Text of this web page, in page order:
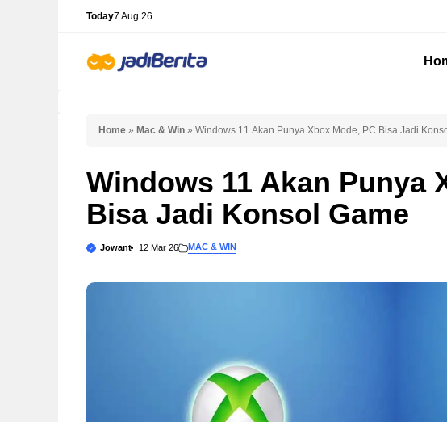
Today7 Aug 26
Home » Mac & Win » Windows 11 Akan Punya Xbox Mode, PC Bisa Jadi
Windows 11 Akan Punya
Bisa Jadi Konsol Game
Jowant 12 Mar 26 MAC & WIN